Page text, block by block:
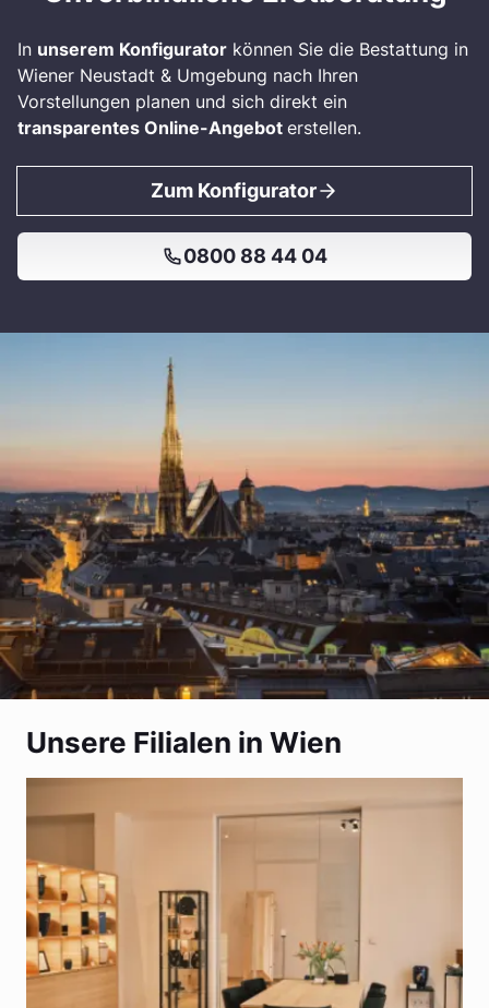
In unserem Konfigurator können Sie die Bestattung in
Wiener Neustadt & Umgebung nach Ihren
Vorstellungen planen und sich direkt ein
transparentes Online-Angebot erstellen.
Zum Konfigurator
0800 88 44 04
Unsere Filialen in Wien